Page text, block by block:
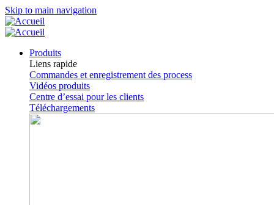
Skip to main navigation
Produits
Liens rapide
Commandes et enregistrement des process
Vidéos produits
Centre d’essai pour les clients
Téléchargements